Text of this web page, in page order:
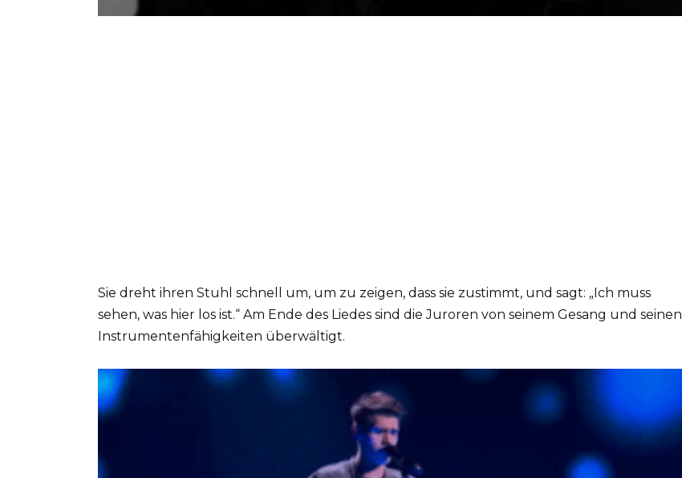
Sie dreht ihren Stuhl schnell um, um zu zeigen, dass sie zustimmt, und sagt: „Ich muss
sehen, was hier los ist.“ Am Ende des Liedes sind die Juroren von seinem Gesang und seinen
Instrumentenfähigkeiten überwältigt.